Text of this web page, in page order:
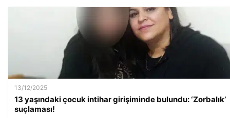
13/12/2025
13 yaşındaki çocuk intihar girişiminde bulundu: ‘Zorbalık’
suçlaması!